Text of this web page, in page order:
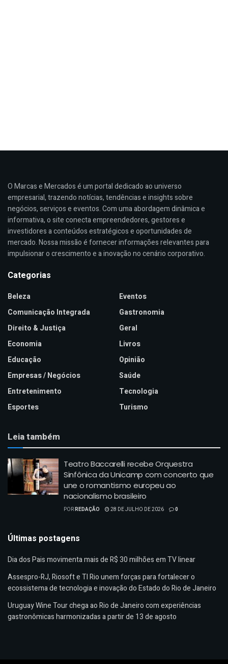
O Marcas e Mercados é um portal dedicado ao universo
empresarial, trazendo notícias, tendências e insights sobre
negócios, serviços e eventos. Com uma abordagem dinâmica e
informativa, o site conecta empreendedores, gestores e
investidores a conteúdos estratégicos e oportunidades de
mercado. Nossa missão é fornecer informações relevantes para
impulsionar o crescimento e a inovação no cenário corporativo.
Categorias
Beleza
Comunicação Integrada
Direito & Justiça
Economia
Educação
Empresas / Negócios
Entretenimento
Esportes
Eventos
Gastronomia
Geral
Livros
Opinião
Saúde
Tecnologia
Turismo
Leia também
Teatro Baccarelli recebe Orquestra
Sinfônica da Unicamp com concerto que
une o romantismo europeu ao
nacionalismo brasileiro
PORREDAÇÃO 28 DE JULHO DE 2026 0
Últimas postagens
Dia dos Pais movimenta mais de R$ 30 milhões em TV linear
Assespro-RJ, Riosoft e TI Rio unem forças para fortalecer o
ecossistema de tecnologia e inovação do Estado do Rio de Janeiro
Uruguay Wine Tour chega ao Rio de Janeiro com experiências
gastronômicas harmonizadas a partir de 13 de agosto